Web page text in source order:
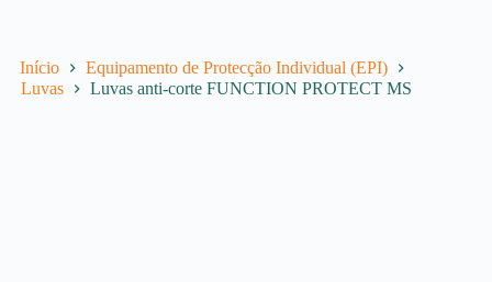
Início
Equipamento de Protecção Individual (EPI)
Luvas
Luvas anti-corte FUNCTION PROTECT MS